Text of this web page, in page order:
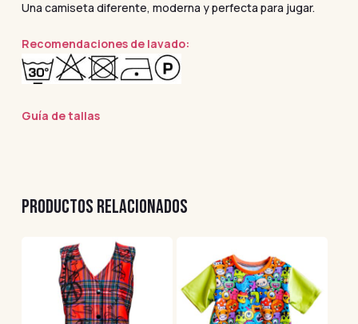
Una camiseta diferente, moderna y perfecta para jugar.
Recomendaciones de lavado:
Guía de tallas
PRODUCTOS RELACIONADOS